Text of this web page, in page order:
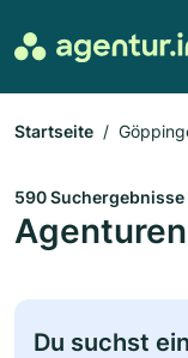
Startseite
590
Du suchst